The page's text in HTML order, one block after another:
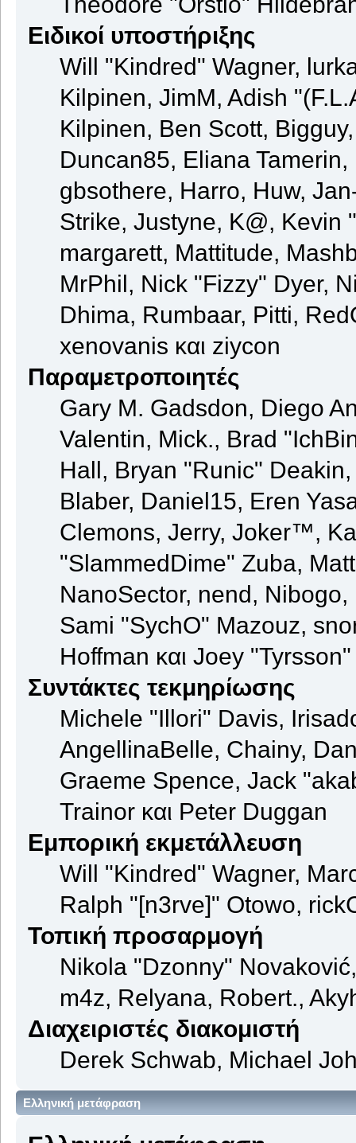
Ειδικοί υποστήριξης
Will "Kindred" Wagner,
Kilpinen, JimM, Adish
Kilpinen, Ben Scott,
Duncan85, Eliana
gbsothere, Harro, Huw,
Strike, Justyne, K@, Kevin
margarett, Mattitude,
MrPhil, Nick "Fizzy" Dyer,
Dhima, Rumbaar, Pitti,
xenovanis και ziycon
Παραμετροποιητές
Gary M. Gadsdon, Diego
Valentin, Mick., Brad
Hall, Bryan "Runic"
Blaber, Daniel15, Eren
Clemons, Jerry, Joker™,
"SlammedDime" Zuba,
NanoSector, nend,
Sami "SychO" Mazouz,
Hoffman και Joey
Συντάκτες τεκμηρίωσης
Michele "Illori" Davis,
AngellinaBelle, Chainy,
Graeme Spence, Jack
Trainor και Peter Duggan
Εμπορική εκμετάλλευση
Will "Kindred" Wagner,
Ralph "[n3rve]" Otowo,
Τοπική προσαρμογή
Nikola "Dzonny"
m4z, Relyana, Robert.,
Διαχειριστές διακομιστή
Derek Schwab, Michael
Ελληνική μετάφραση